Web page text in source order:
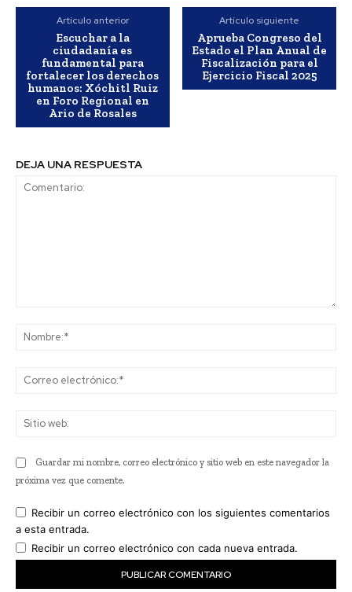
Artículo anterior
Escuchar a la
ciudadanía es
fundamental para
fortalecer los derechos
humanos: Xóchitl Ruiz
en Foro Regional en
Ario de Rosales
Artículo siguiente
Aprueba Congreso del
Estado el Plan Anual de
Fiscalización para el
Ejercicio Fiscal 2025
DEJA UNA RESPUESTA
Guardar mi nombre, correo electrónico y sitio web en este navegador la
próxima vez que comente.
Recibir un correo electrónico con los siguientes comentarios
a esta entrada.
Recibir un correo electrónico con cada nueva entrada.